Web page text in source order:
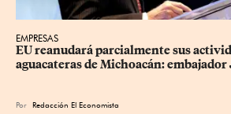
EMPRESAS
EU reanudará parcialmente sus
aguacateras de Michoacán:
Por Redacción El Economista